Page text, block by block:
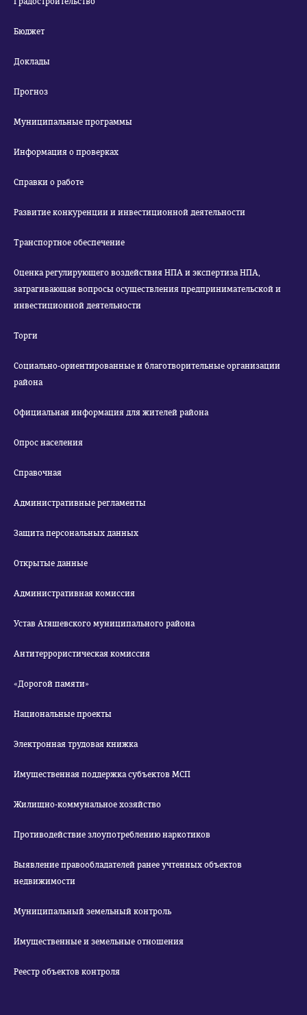
Бюджет
Доклады
Прогноз
Муниципальные программы
Информация о проверках
Справки о работе
Развитие конкуренции и инвестиционной деятельности
Транспортное обеспечение
Оценка регулирующего воздействия НПА и экспертиза НПА,
затрагивающая вопросы осуществления предпринимательской и
инвестиционной деятельности
Торги
Социально-ориентированные и благотворительные организации
района
Официальная информация для жителей района
Опрос населения
Справочная
Административные регламенты
Защита персональных данных
Открытые данные
Административная комиссия
Устав Атяшевского муниципального района
Антитеррористическая комиссия
«Дорогой памяти»
Национальные проекты
Электронная трудовая книжка
Имущественная поддержка субъектов МСП
Жилищно-коммунальное хозяйство
Противодействие злоупотреблению наркотиков
Выявление правообладателей ранее учтенных объектов
недвижимости
Муниципальный земельный контроль
Имущественные и земельные отношения
Реестр объектов контроля